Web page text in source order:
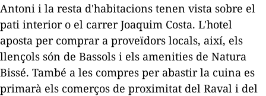
Antoni i la resta d'habitacions tenen vista sobre el
pati interior o el carrer Joaquim Costa. L'hotel
aposta per comprar a proveïdors locals, així, els
llençols són de Bassols i els amenities de Natura
Bissé. També a les compres per abastir la cuina es
primarà els comerços de proximitat del Raval i del